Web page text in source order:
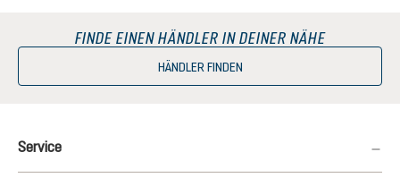
FINDE EINEN HÄNDLER IN DEINER NÄHE
HÄNDLER FINDEN
Service